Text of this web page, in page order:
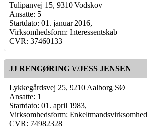
Tulipanvej 15, 9310 Vodskov
Ansatte: 5
Startdato: 01. januar 2016,
Virksomhedsform: Interessentskab
CVR: 37460133
JJ RENGØRING V/JESS JENSEN
Lykkegårdsvej 25, 9210 Aalborg SØ
Ansatte: 1
Startdato: 01. april 1983,
Virksomhedsform: Enkeltmandsvirksomhed
CVR: 74982328